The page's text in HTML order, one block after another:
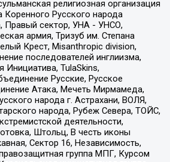
религиозная организация
Русского народа
Правый сектор, УНА - УНСО,
армия, Тризуб им. Степана
Крест, Misanthropic division,
последователей инглиизма,
Инициатива, TulaSkins,
Русские, Русское
Атака, Мечеть Мирмамеда,
народа г. Астрахани, ВОЛЯ,
народа, Рубеж Севера, ТОЙС,
деятельности,
Штольц, В честь иконы
Сектор 16, Независимость,
группа МПГ, Курсом